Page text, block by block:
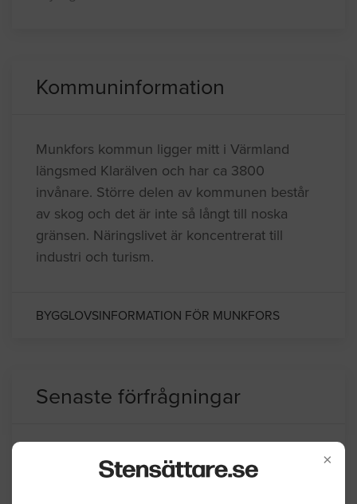
×
Kommuninformation
Munkfors kommun ligger mitt i Värmland
längsmed Klarälven och har ca 3800
invånare. Större delen av kommunen består
av skog och det är inte så långt till noska
gränsen. Näringslivet är koncentrerat till
industri och turism.
BYGGLOVSINFORMATION FÖR MUNKFORS
Senaste förfrågningar
Stensättning / Marksten